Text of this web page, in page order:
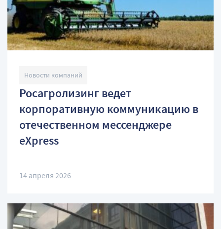
Новости компаний
Росагролизинг ведет
корпоративную коммуникацию в
отечественном мессенджере
eXpress
14 апреля 2026